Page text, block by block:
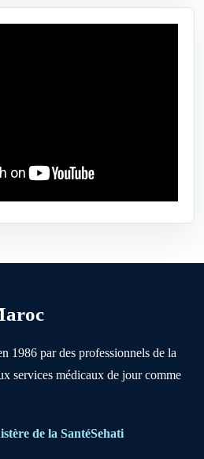
1986 par des professionnels de la
services médicaux de jour comme
de la SantéSehati